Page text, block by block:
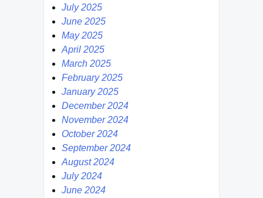
July 2025
June 2025
May 2025
April 2025
March 2025
February 2025
January 2025
December 2024
November 2024
October 2024
September 2024
August 2024
July 2024
June 2024